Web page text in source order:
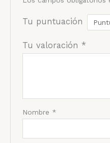
Tu puntuación
Tu valoración *
Nombre *